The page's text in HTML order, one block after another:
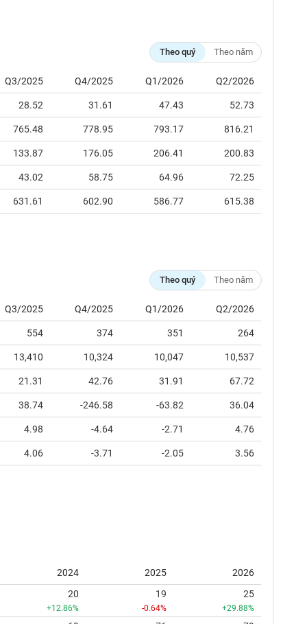
Theo quý Theo năm
Q3/2025 Q4/2025 Q1/2026 Q2/2026
28.52 31.61 47.43 52.73
765.48 778.95 793.17 816.21
133.87 176.05 206.41 200.83
43.02 58.75 64.96 72.25
631.61 602.90 586.77 615.38
Theo quý Theo năm
Q3/2025 Q4/2025 Q1/2026 Q2/2026
554 374 351 264
13,410 10,324 10,047 10,537
21.31 42.76 31.91 67.72
38.74 -246.58 -63.82 36.04
4.98 -4.64 -2.71 4.76
4.06 -3.71 -2.05 3.56
2024 2025
2026
20
+12.86%
19
-0.64%
25
+29.88%